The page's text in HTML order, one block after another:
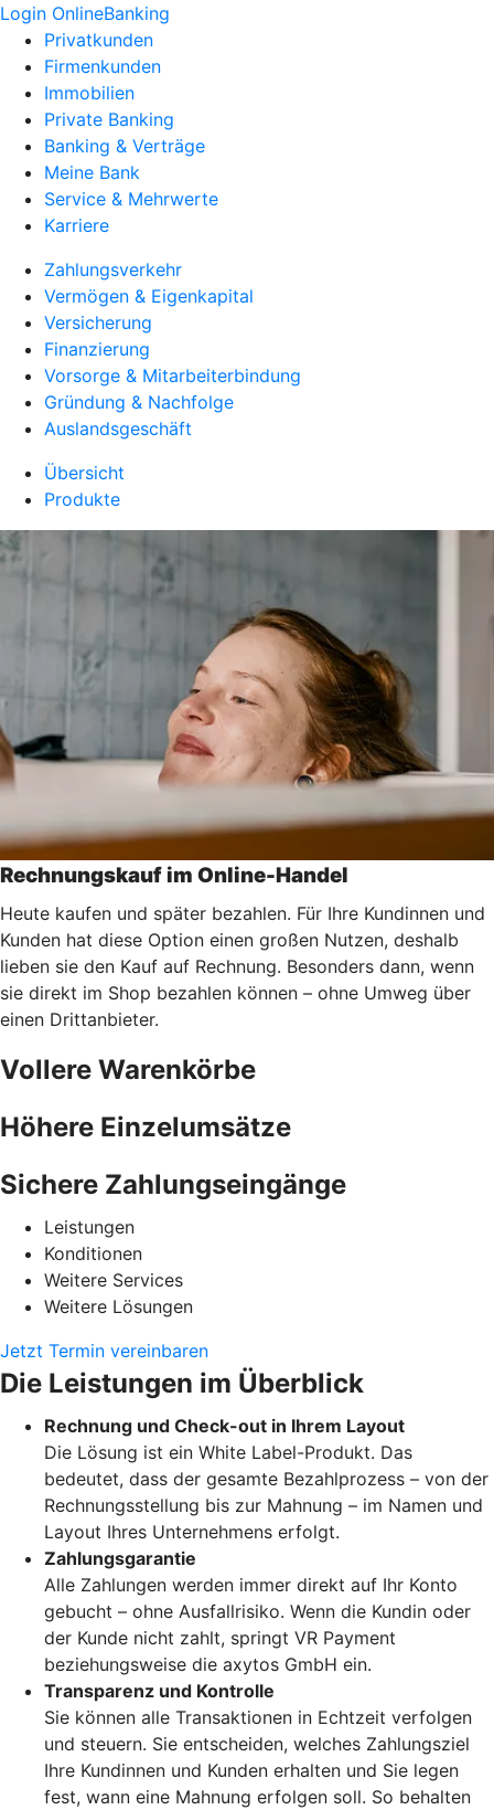
Login OnlineBanking
Privatkunden
Firmenkunden
Immobilien
Private Banking
Banking & Verträge
Meine Bank
Service & Mehrwerte
Karriere
Zahlungsverkehr
Vermögen & Eigenkapital
Versicherung
Finanzierung
Vorsorge & Mitarbeiterbindung
Gründung & Nachfolge
Auslandsgeschäft
Übersicht
Produkte
Rechnungskauf im Online-Handel
Heute kaufen und später bezahlen. Für Ihre Kundinnen und
Kunden hat diese Option einen großen Nutzen, deshalb
lieben sie den Kauf auf Rechnung. Besonders dann, wenn
sie direkt im Shop bezahlen können – ohne Umweg über
einen Drittanbieter.
Vollere Warenkörbe
Höhere Einzelumsätze
Sichere Zahlungseingänge
Leistungen
Konditionen
Weitere Services
Weitere Lösungen
Jetzt Termin vereinbaren
Die Leistungen im Überblick
Rechnung und Check-out in Ihrem Layout
Die Lösung ist ein White Label-Produkt. Das
bedeutet, dass der gesamte Bezahlprozess – von der
Rechnungsstellung bis zur Mahnung – im Namen und
Layout Ihres Unternehmens erfolgt.
Zahlungsgarantie
Alle Zahlungen werden immer direkt auf Ihr Konto
gebucht – ohne Ausfallrisiko. Wenn die Kundin oder
der Kunde nicht zahlt, springt VR Payment
beziehungsweise die axytos GmbH ein.
Transparenz und Kontrolle
Sie können alle Transaktionen in Echtzeit verfolgen
und steuern. Sie entscheiden, welches Zahlungsziel
Ihre Kundinnen und Kunden erhalten und Sie legen
fest, wann eine Mahnung erfolgen soll. So behalten